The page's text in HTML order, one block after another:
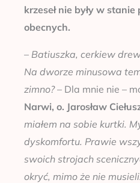
krzeseł nie były w
obecnych.
– Batiuszka, cerkiew
Na dworze minusowa
zimno?– Dla mnie nie –
Narwi, o. Jarosław
miałem na sobie kurtki.
dyskomfortu. Prawie
swoich strojach
okryć, mimo że nie